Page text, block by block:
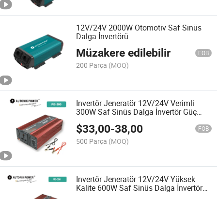
12V/24V 2000W Otomotiv Saf Sinüs
Dalga İnvertörü
Müzakere edilebilir FOB
200 Parça (MOQ)
Invertör Jeneratör 12V/24V Verimli
300W Saf Sinüs Dalga İnvertör Güç
$33,00-38,00 FOB
500 Parça (MOQ)
Invertör Jeneratör 12V/24V Yüksek
Kalite 600W Saf Sinüs Dalga İnvertör
Güç İnvertörü Araç Güç İnvertörü